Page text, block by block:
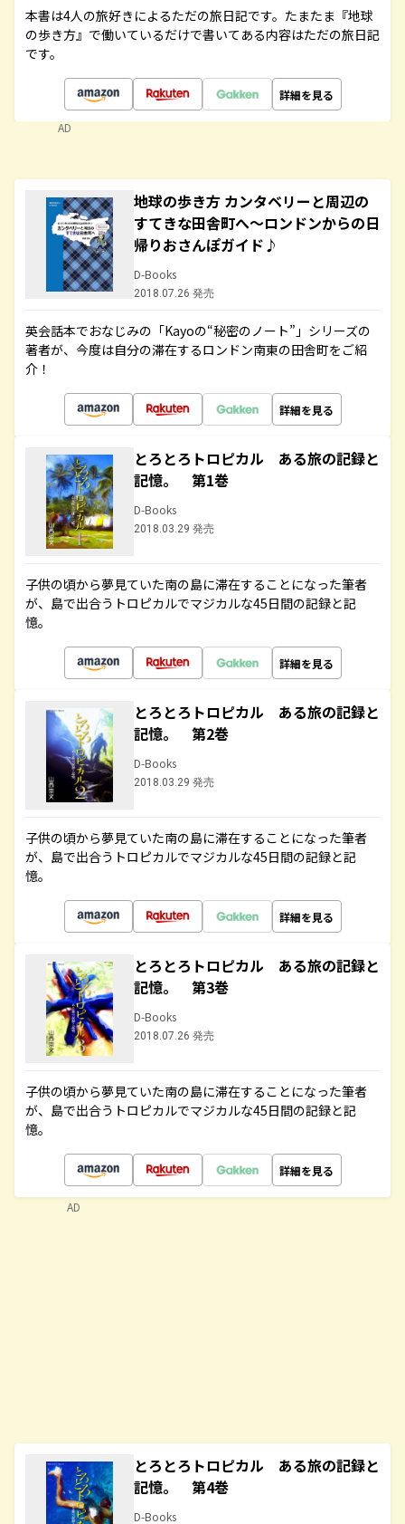
本書は4人の旅好きによるただの旅日記です。たまたま『地球
の歩き方』で働いているだけで書いてある内容はただの旅日記
です。
詳細を見る
AD
地球の歩き方 カンタベリーと周辺の
すてきな田舎町へ～ロンドンからの日
帰りおさんぽガイド♪
D-Books
2018.07.26 発売
英会話本でおなじみの「Kayoの“秘密のノート”」シリーズの
著者が、今度は自分の滞在するロンドン南東の田舎町をご紹
介！
詳細を見る
とろとろトロピカル ある旅の記録と
記憶。 第1巻
D-Books
2018.03.29 発売
子供の頃から夢見ていた南の島に滞在することになった筆者
が、島で出合うトロピカルでマジカルな45日間の記録と記
憶。
詳細を見る
とろとろトロピカル ある旅の記録と
記憶。 第2巻
D-Books
2018.03.29 発売
子供の頃から夢見ていた南の島に滞在することになった筆者
が、島で出合うトロピカルでマジカルな45日間の記録と記
憶。
詳細を見る
とろとろトロピカル ある旅の記録と
記憶。 第3巻
D-Books
2018.07.26 発売
子供の頃から夢見ていた南の島に滞在することになった筆者
が、島で出合うトロピカルでマジカルな45日間の記録と記
憶。
詳細を見る
とろとろトロピカル ある旅の記録と
記憶。 第4巻
D-Books
AD